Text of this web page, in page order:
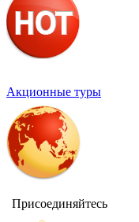
Акционные туры
Присоединяйтесь